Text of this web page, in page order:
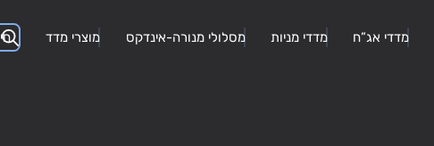
מדדי אג”ח מדדי מניות מסלולי מנורה-אינדקס מוצרי מדד